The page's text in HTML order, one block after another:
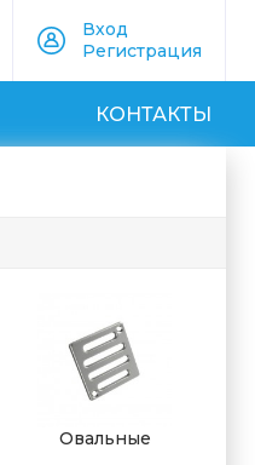
Вход
Регистрация
КОНТАКТЫ
Овальные